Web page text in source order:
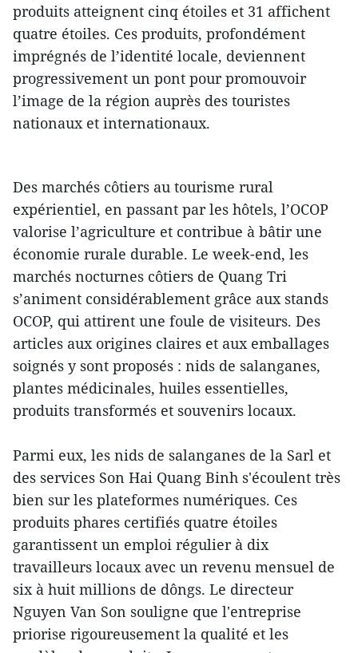
produits atteignent cinq étoiles et 31 affichent
quatre étoiles. Ces produits, profondément
imprégnés de l’identité locale, deviennent
progressivement un pont pour promouvoir
l’image de la région auprès des touristes
nationaux et internationaux.
Des marchés côtiers au tourisme rural
expérientiel, en passant par les hôtels, l’OCOP
valorise l’agriculture et contribue à bâtir une
économie rurale durable. Le week-end, les
marchés nocturnes côtiers de Quang Tri
s’animent considérablement grâce aux stands
OCOP, qui attirent une foule de visiteurs. Des
articles aux origines claires et aux emballages
soignés y sont proposés : nids de salanganes,
plantes médicinales, huiles essentielles,
produits transformés et souvenirs locaux.
Parmi eux, les nids de salanganes de la Sarl et
des services Son Hai Quang Binh s'écoulent très
bien sur les plateformes numériques. Ces
produits phares certifiés quatre étoiles
garantissent un emploi régulier à dix
travailleurs locaux avec un revenu mensuel de
six à huit millions de dôngs. Le directeur
Nguyen Van Son souligne que l'entreprise
priorise rigoureusement la qualité et les